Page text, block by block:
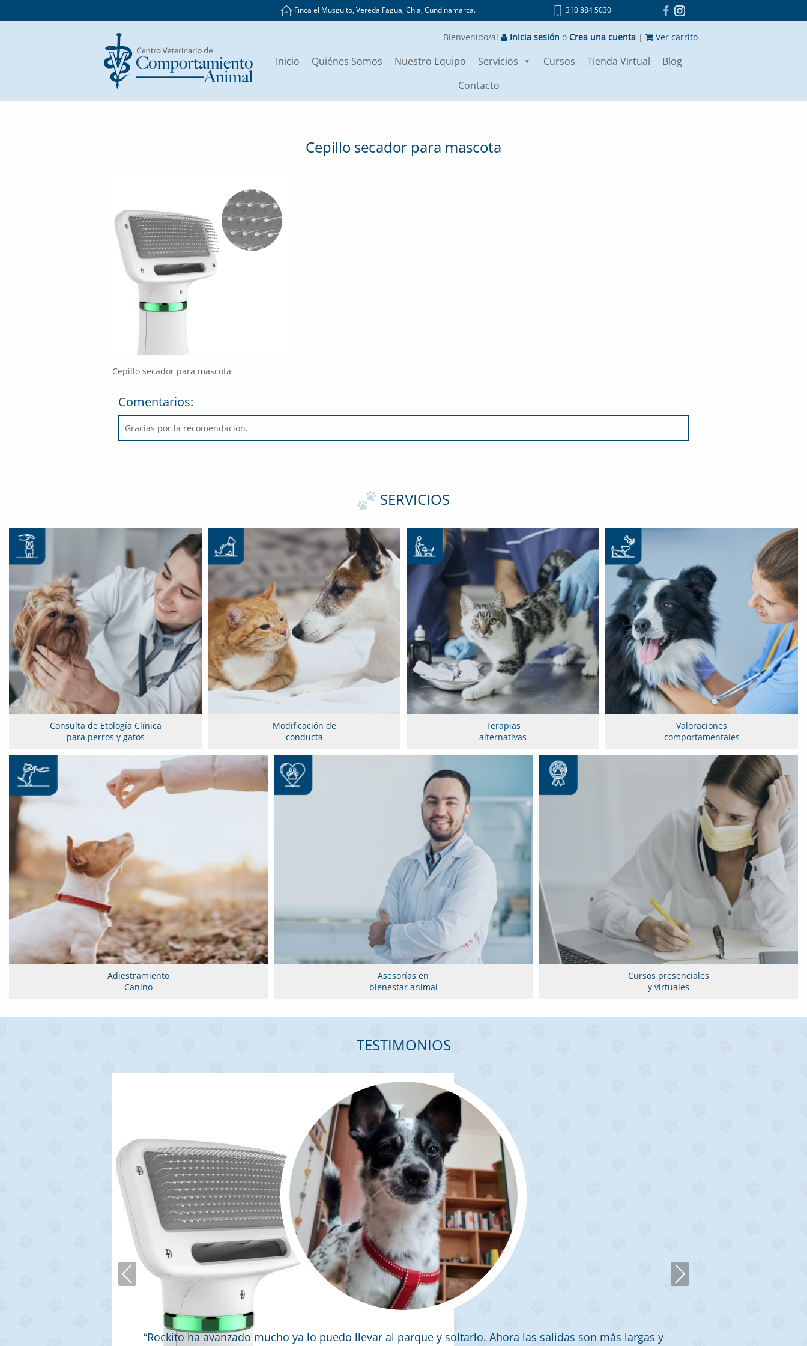
Finca el Musguito, Vereda Fagua, Chia, Cundinamarca. 310 884 5030
Bienvenido/a! Inicia sesión o Crea una cuenta | Ver carrito
Inicio Quiénes Somos Nuestro Equipo Servicios Cursos Tienda Virtual
Blog
Contacto
Cepillo secador para mascota
Cepillo secador para mascota
Comentarios:
Gracias por la recomendación.
SERVICIOS
Consulta de Etología Clínica
para perros y gatos
Modificación de
conducta
Terapias
alternativas
Valoraciones
comportamentales
Adiestramiento
Canino
Asesorías en
bienestar animal
Cursos presenciales
y virtuales
TESTIMONIOS
“Rockito ha avanzado mucho ya lo puedo llevar al parque y soltarlo. Ahora las salidas son más largas y
Previous Next